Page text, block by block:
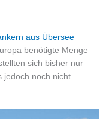
aus Übersee
benötigte Menge
sich bisher nur
jedoch noch nicht